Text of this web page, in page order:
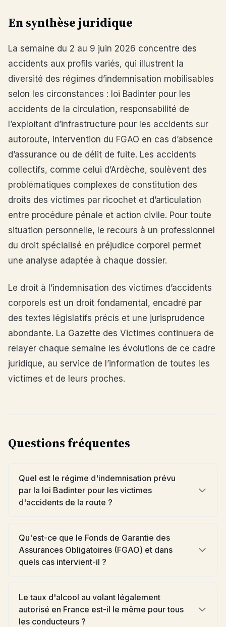
En synthèse juridique
La semaine du 2 au 9 juin 2026 concentre des
accidents aux profils variés, qui illustrent la
diversité des régimes d’indemnisation mobilisables
selon les circonstances : loi Badinter pour les
accidents de la circulation, responsabilité de
l’exploitant d’infrastructure pour les accidents sur
autoroute, intervention du FGAO en cas d’absence
d’assurance ou de délit de fuite. Les accidents
collectifs, comme celui d’Ardèche, soulèvent des
problématiques complexes de constitution des
droits des victimes par ricochet et d’articulation
entre procédure pénale et action civile. Pour toute
situation personnelle, le recours à un professionnel
du droit spécialisé en préjudice corporel permet
une analyse adaptée à chaque dossier.
Le droit à l’indemnisation des victimes d’accidents
corporels est un droit fondamental, encadré par
des textes législatifs précis et une jurisprudence
abondante. La Gazette des Victimes continuera de
relayer chaque semaine les évolutions de ce cadre
juridique, au service de l’information de toutes les
victimes et de leurs proches.
Questions fréquentes
Quel est le régime d'indemnisation prévu
par la loi Badinter pour les victimes
d'accidents de la route ?
Qu'est-ce que le Fonds de Garantie des
Assurances Obligatoires (FGAO) et dans
quels cas intervient-il ?
Le taux d'alcool au volant légalement
autorisé en France est-il le même pour tous
les conducteurs ?